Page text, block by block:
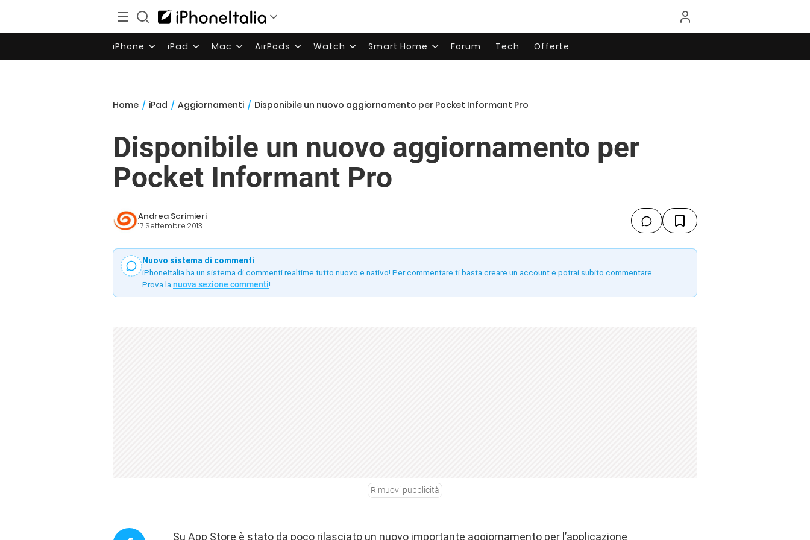
iPhone iPad Mac AirPods Watch Smart Home Forum Tech Offerte
Home / iPad / Aggiornamenti / Disponibile un nuovo aggiornamento per Pocket Informant Pro
Disponibile un nuovo aggiornamento per
Pocket Informant Pro
Andrea Scrimieri
17 Settembre 2013
Nuovo sistema di commenti
iPhoneItalia ha un sistema di commenti realtime tutto nuovo e nativo! Per commentare ti basta creare un account e potrai subito commentare.
Prova la nuova sezione commenti!
Rimuovi pubblicità
Su App Store è stato da poco rilasciato un nuovo importante aggiornamento per l’applicazione